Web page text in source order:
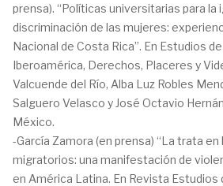
prensa). “Políticas universitarias para la
discriminación de las mujeres:
Nacional de Costa Rica”. En Estudios
Iberoamérica, Derechos, Placeres y
Valcuende del Río, Alba Luz Robles
Salguero Velasco y José Octavio
México.
-García Zamora (en prensa) “La trata
migratorios: una manifestación de
en América Latina. En Revista Estudios